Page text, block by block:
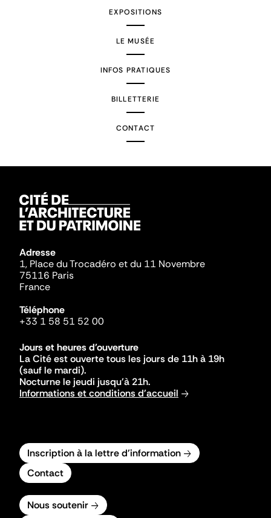
EXPOSITIONS
LE MUSÉE
INFOS PRATIQUES
BILLETTERIE
CONTACT
Adresse
1, Place du Trocadéro et du 11 Novembre
75116 Paris
France
Téléphone
+33 1 58 51 52 00
Jours et heures d'ouverture
La Cité est ouverte tous les jours de 11h à 19h
(sauf le mardi).
Nocturne le jeudi jusqu'à 21h.
Informations et conditions d'accueil
Inscription à la lettre d'information
Contact
Nous soutenir